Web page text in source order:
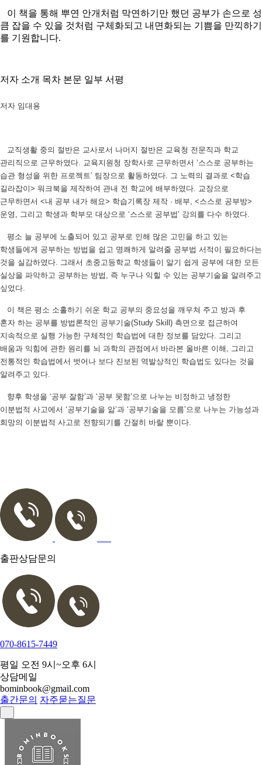
이 책을 통해 뿌연 안개처럼 막연하기만 했던 공부가 손으로 성
큼 잡을 수 있을 것처럼 구체화되고 내면화되는 기쁨을 만끽하기
를 기원합니다.
저자 소개 목차 본문 일부 서평
저자 임대용
교직생활 중의 절반은 교사로서 나머지 절반은 교육청 전문직과 학교
관리직으로 근무하였다. 교육지원청 장학사로 근무하면서 ‘스스로 공부하는
습관 형성을 위한 프로젝트’ 팀장으로 활동하였다. 그 노력의 결과로 <학습
길라잡이> 워크북을 제작하여 관내 전 학교에 배부하였다. 교장으로
근무하면서 <내 공부 내가 해요> 학습기록장 제작 · 배부, <스스로 공부방>
운영, 그리고 학생과 학부모 대상으로 ‘스스로 공부법’ 강의를 다수 하였다.
평소 늘 공부에 노출되어 있고 공부로 인해 많은 고민을 하고 있는
학생들에게 공부하는 방법을 쉽고 명쾌하게 알려줄 공부법 서적이 필요하다는
것을 실감하였다. 그래서 초중고등학교 학생들이 알기 쉽게 공부에 대한 모든
실상을 파악하고 공부하는 방법, 즉 누구나 익힐 수 있는 공부기술을 알려주고
싶었다.
이 책은 평소 소홀하기 쉬운 학교 공부의 중요성을 깨우쳐 주고 방과 후
혼자 하는 공부를 방법론적인 공부기술(Study Skill) 측면으로 접근하여
지속적으로 실행 가능한 구체적인 학습법에 대한 정보를 담았다. 그리고
배움과 익힘에 관한 원리를 뇌 과학의 관점에서 바라본 올바른 이해, 그리고
전통적인 학습법에서 벗어나 보다 진보된 역발상적인 학습법도 있다는 것을
알려주고 있다.
향후 학생을 ‘공부 잘함’과 ‘공부 못함’으로 나누는 비정하고 냉정한
이분법적 사고에서 ‘공부기술을 앎’과 ‘공부기술을 모름’으로 나누는 가능성과
희망의 이분법적 사고로 전향되기를 간절히 바랄 뿐이다.
출판상담문의
070-8615-7449
평일 오전 9시~오후 6시
상담메일
bominbook@gmail.com
출간문의 자주묻는질문